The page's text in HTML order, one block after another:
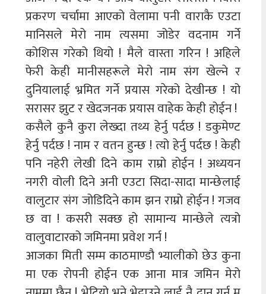
प्रकरण चर्चामा आएको वेलामा पनी वाराकै एउटा
मानिसले मेरो नाम त्यसमा जोडेर वदनाम गर्ने
कोशिस गरेको थियो ! मैले वास्ता गरिन ! अहिले
फेरी केही मानीसहरूले मेरो नाम संग खेल्ने र
दुनियालाई भ्रमित गर्ने प्रयास गरेको देखीन्छ ! यो
सरासर झुट र खेदजनक प्रयास वाहेक केही होईन !
कसैले कुनै कुरा लेख्दा तथ्य हेर्नु पर्दछ ! डकुमेण्ट
हेर्नु पर्दछ ! नाम र वतन हुन्छ ! त्यो हेर्नु पर्दछ ! केही
पनि नहेरी लेखी दिने काम राम्रो होईन ! अध्ययन
नगरी वोली दिने अनी एउटा सिदा-सादा मान्छेलाई
वालुटार संग जोडिदिने काम झन राम्रो होईन ! गजव
छ वा ! कसरी सक्छ हो सामान्य मान्छेले त्यत्रो
वालुवाटारको जमिनमा प्रवेश गर्न !
आजका मिती सम्म काठमाण्डौ भ्यालीको छेउ कुना
मा एक रोपनी होईन एक आना मात्र जमिन मेरो